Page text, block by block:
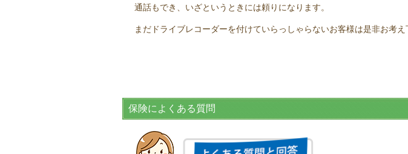
通話もでき、いざというときには頼りになります。
まだドライブレコーダーを付けていらっしゃらないお客様は是非お考え
保険によくある質問